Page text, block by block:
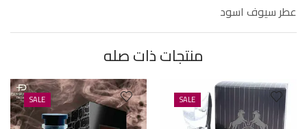
عطر سيوف اسود
منتجات ذات صله
SALE
SALE